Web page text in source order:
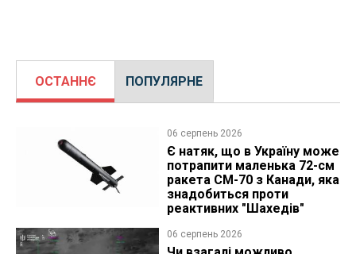
ОСТАННЄ ПОПУЛЯРНЕ
06 серпень 2026
Є натяк, що в Україну може
потрапити маленька 72-см
ракета CM-70 з Канади, яка
знадобиться проти
реактивних "Шахедів"
06 серпень 2026